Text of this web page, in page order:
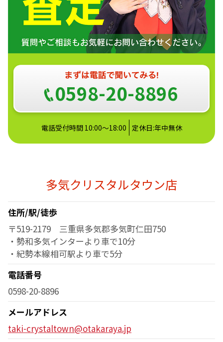
0598-20-8896
電話受付時間 10:00～18:00 定休日:年中無休
多気クリスタルタウン店
住所/駅/徒歩
〒519-2179 三重県多気郡多気町仁田750
・勢和多気インターより車で10分
・紀勢本線相可駅より車で5分
電話番号
0598-20-8896
メールアドレス
taki-crystaltown@otakaraya.jp